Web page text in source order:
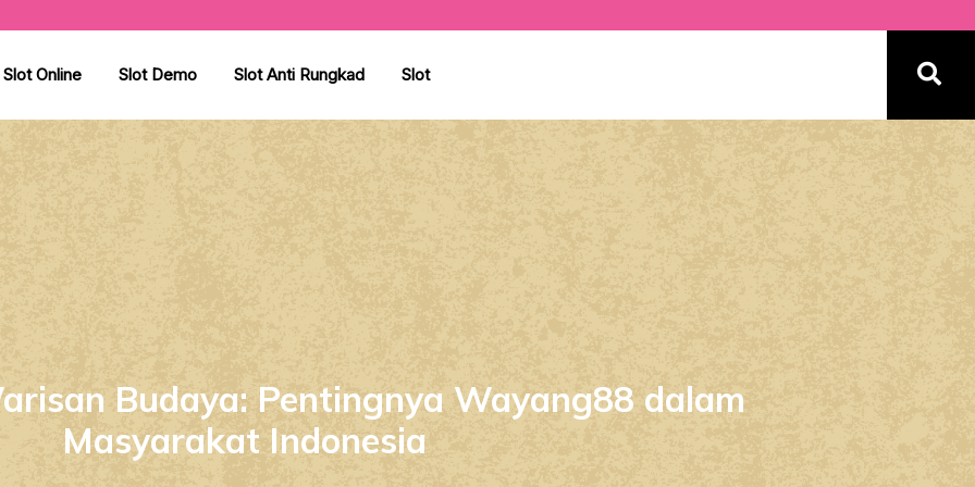
Slot Online Slot Demo Slot Anti Rungkad Slot
Budaya: Pentingnya Wayang88 dalam
Masyarakat Indonesia